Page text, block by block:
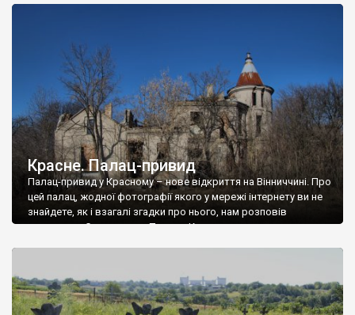
Красне. Палац-привид
Палац-привид у Красному – нове відкриття на Вінниччині. Про
цей палац, жодної фотографії якого у мережі інтернету ви не
знайдете, як і взагалі згадки про нього, нам розповів
мешканець Самгородка. Палац у Красному вразив не лише